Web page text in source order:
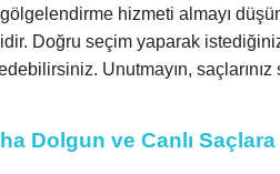
hizmeti almayı
Doğru seçim yaparak
Unutmayın,
Dolgun ve Canlı